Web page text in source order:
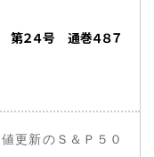
第２４号 通巻４８７
更新のＳ＆Ｐ５０